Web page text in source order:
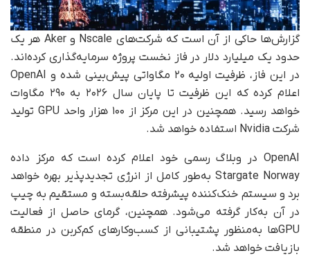
گزارش‌ها حاکی از آن است که شرکت‌های Nscale و Aker هر یک
حدود یک میلیارد دلار در فاز نخست پروژه سرمایه‌گذاری کرده‌اند.
در این فاز، ظرفیت اولیه ۲۰ مگاواتی پیش‌بینی شده و OpenAI
اعلام کرده که این ظرفیت تا پایان سال ۲۰۲۶ به ۲۹۰ مگاوات
خواهد رسید. همچنین در این مرکز از ۱۰۰ هزار واحد GPU تولید
شرکت Nvidia استفاده خواهد شد.
OpenAI در وبلاگ رسمی خود اعلام کرده است که مرکز داده
Stargate Norway به‌طور کامل از انرژی تجدیدپذیر بهره خواهد
برد و سیستم خنک‌کننده پیشرفته حلقه‌بسته و مستقیم به چیپ
در آن به‌کار گرفته می‌شود. همچنین، گرمای حاصل از فعالیت
GPUها به‌منظور پشتیبانی از کسب‌وکارهای کم‌کربن در منطقه
بازیافت خواهد شد.